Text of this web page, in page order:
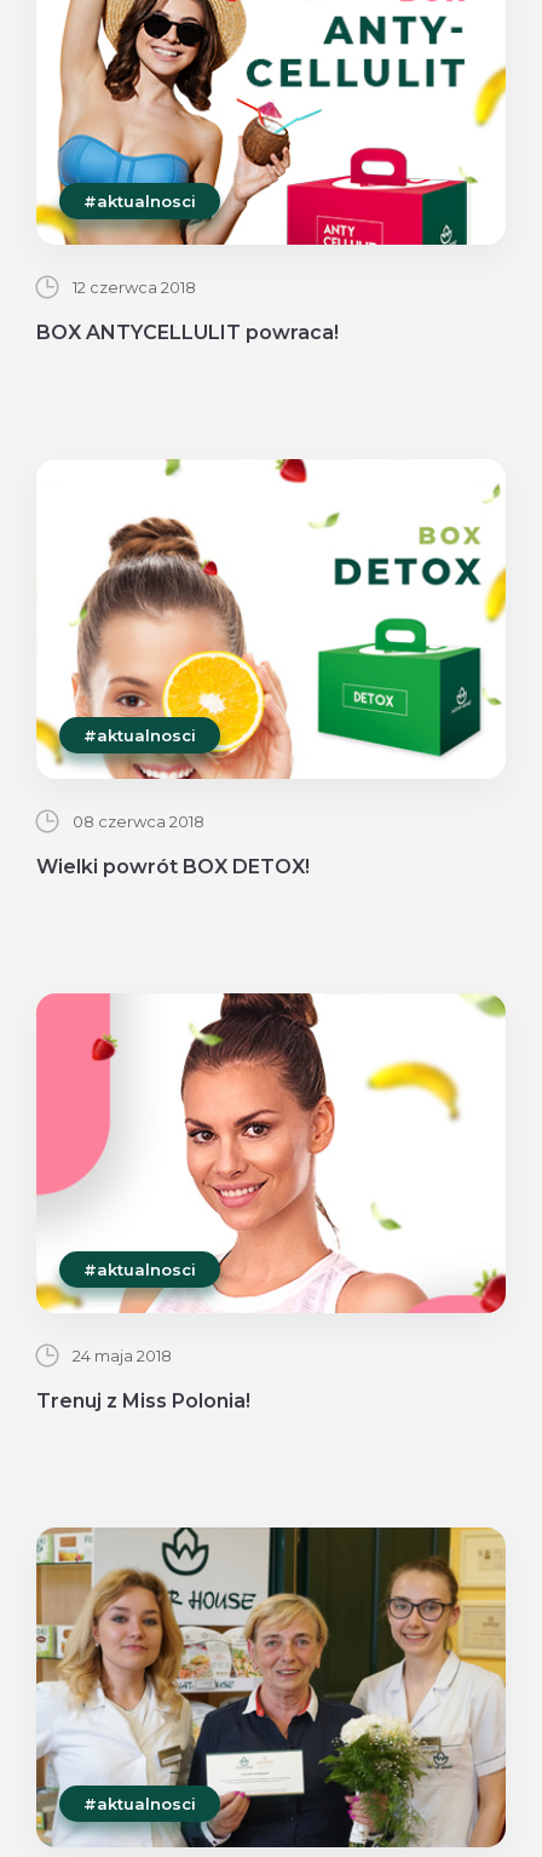
#aktualnosci
12 czerwca 2018
BOX ANTYCELLULIT powraca!
#aktualnosci
08 czerwca 2018
Wielki powrót BOX DETOX!
#aktualnosci
24 maja 2018
Trenuj z Miss Polonia!
#aktualnosci